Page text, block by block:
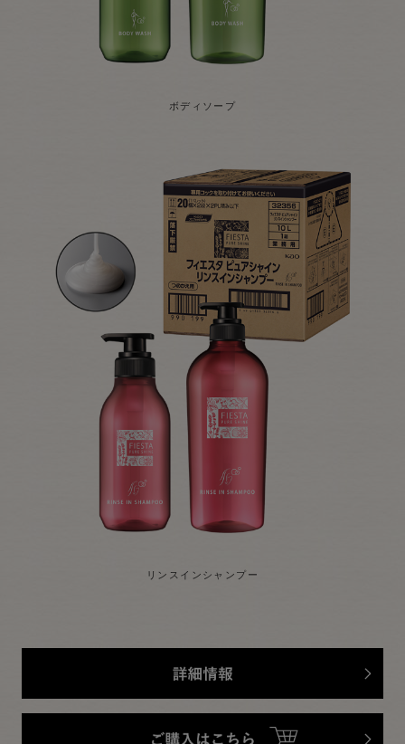
ボディソープ
リンスインシャンプー